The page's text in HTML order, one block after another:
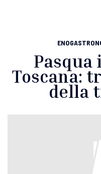
Pasqua
Toscana:
della